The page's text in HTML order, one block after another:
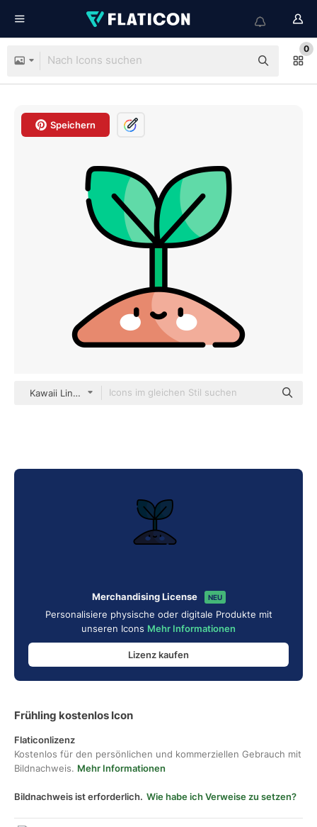
0
Speichern
Kawaii Lineal color
Merchandising License NEU
Personalisiere physische oder digitale Produkte mit
unseren Icons Mehr Informationen
Lizenz kaufen
Frühling kostenlos Icon
Flaticonlizenz
Kostenlos für den persönlichen und kommerziellen Gebrauch mit
Bildnachweis. Mehr Informationen
Bildnachweis ist erforderlich. Wie habe ich Verweise zu setzen?